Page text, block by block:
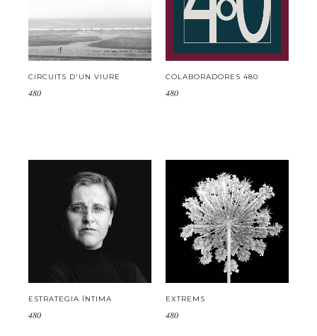
CIRCUITS D'UN VIURE
480
COLABORADORES 480
480
ESTRATEGIA ÍNTIMA
480
EXTREMS
480